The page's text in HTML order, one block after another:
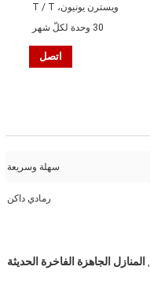
ويسترن يونيون، T / T
30 وحدة لكلّ شهر
اتصل
سهلة وسريعة
رمادي داكن
, المنازل الجاهزة الفاخرة الحديثة